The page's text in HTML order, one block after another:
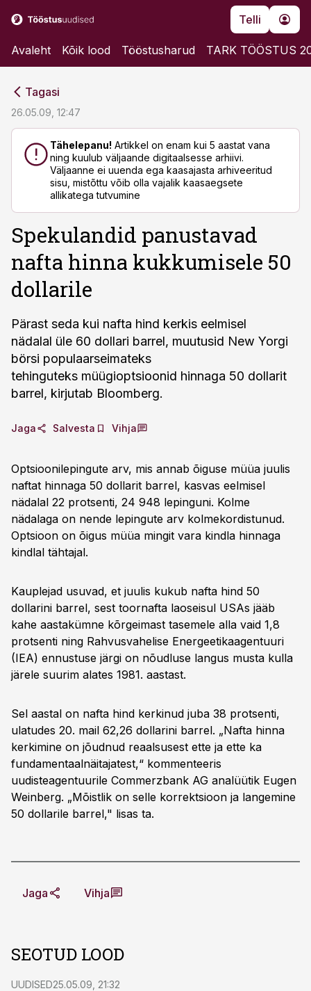
Telli
Avaleht Kõik lood Tööstusharud TARK TÖÖSTUS
Tagasi
26.05.09, 12:47
Tähelepanu! Artikkel on enam kui 5 aastat vana
ning kuulub väljaande digitaalsesse arhiivi.
Väljaanne ei uuenda ega kaasajasta arhiveeritud
sisu, mistõttu võib olla vajalik kaasaegsete
allikatega tutvumine
Spekulandid panustavad
nafta hinna kukkumisele 50
dollarile
Pärast seda kui nafta hind kerkis eelmisel
nädalal üle 60 dollari barrel, muutusid New Yorgi
börsi populaarseimateks
tehinguteks müügioptsioonid hinnaga 50 dollarit
barrel, kirjutab Bloomberg.
Jaga Salvesta Vihja
Optsioonilepingute arv, mis annab õiguse müüa juulis
naftat hinnaga 50 dollarit barrel, kasvas eelmisel
nädalal 22 protsenti, 24 948 lepinguni. Kolme
nädalaga on nende lepingute arv kolmekordistunud.
Optsioon on õigus müüa mingit vara kindla hinnaga
kindlal tähtajal.
Kauplejad usuvad, et juulis kukub nafta hind 50
dollarini barrel, sest toornafta laoseisul USAs jääb
kahe aastakümne kõrgeimast tasemele alla vaid 1,8
protsenti ning Rahvusvahelise Energeetikaagentuuri
(IEA) ennustuse järgi on nõudluse langus musta kulla
järele suurim alates 1981. aastast.
Sel aastal on nafta hind kerkinud juba 38 protsenti,
ulatudes 20. mail 62,26 dollarini barrel. „Nafta hinna
kerkimine on jõudnud reaalsusest ette ja ette ka
fundamentaalnäitajatest,“ kommenteeris
uudisteagentuurile Commerzbank AG analüütik Eugen
Weinberg. „Mõistlik on selle korrektsioon ja langemine
50 dollarile barrel," lisas ta.
Jaga Vihja
SEOTUD LOOD
UUDISED25.05.09, 21:32